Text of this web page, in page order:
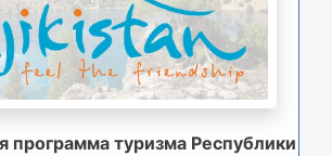
программа туризма Республики